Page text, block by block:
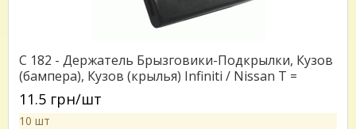
C 182 - Держатель Брызговики-Подкрылки, Кузов
(бампера), Кузов (крылья) Infiniti / Nissan T =
31.0*22.0
11.5 грн/шт
10 шт